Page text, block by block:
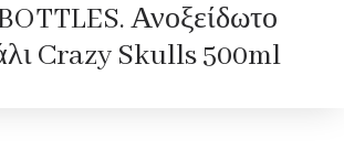
Ανοξείδωτο
Crazy Skulls 500ml